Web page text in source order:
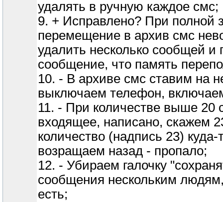
удалять в ручную каждое смс;
9. + Исправлено? При полной
перемещение в архив смс
удалить несколько сообщей и
сообщение, что память
10. - В архиве смс ставим на
выключаем телефон,
11. - При количестве выше 20
входящее, написано, скажем
количество (надпись 23)
возращаем назад - пропало;
12. - Убираем галочку
сообщения нескольким
есть;